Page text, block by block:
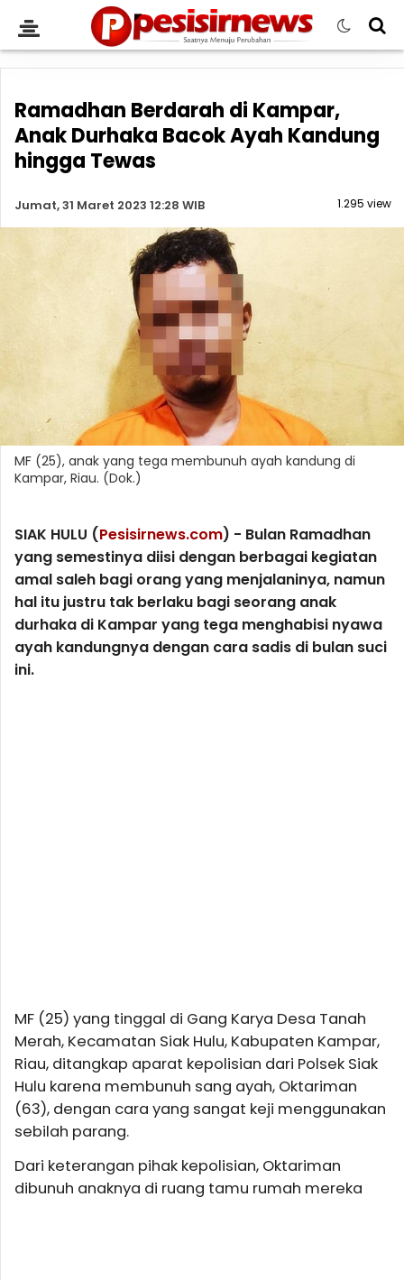
Ramadhan Berdarah di Kampar,
Anak Durhaka Bacok Ayah Kandung
hingga Tewas
Jumat, 31 Maret 2023 12:28 WIB 1.295 view
MF (25), anak yang tega membunuh ayah kandung di
Kampar, Riau. (Dok.)
SIAK HULU (Pesisirnews.com) - Bulan Ramadhan
yang semestinya diisi dengan berbagai kegiatan
amal saleh bagi orang yang menjalaninya, namun
hal itu justru tak berlaku bagi seorang anak
durhaka di Kampar yang tega menghabisi nyawa
ayah kandungnya dengan cara sadis di bulan suci
ini.
MF (25) yang tinggal di Gang Karya Desa Tanah
Merah, Kecamatan Siak Hulu, Kabupaten Kampar,
Riau, ditangkap aparat kepolisian dari Polsek Siak
Hulu karena membunuh sang ayah, Oktariman
(63), dengan cara yang sangat keji menggunakan
sebilah parang.
Dari keterangan pihak kepolisian, Oktariman
dibunuh anaknya di ruang tamu rumah mereka